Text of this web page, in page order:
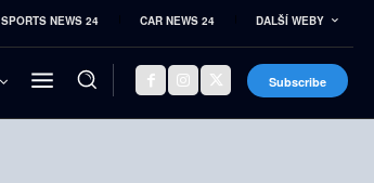
SPORTS NEWS 24 CAR NEWS 24 DALŠÍ WEBY
Subscribe